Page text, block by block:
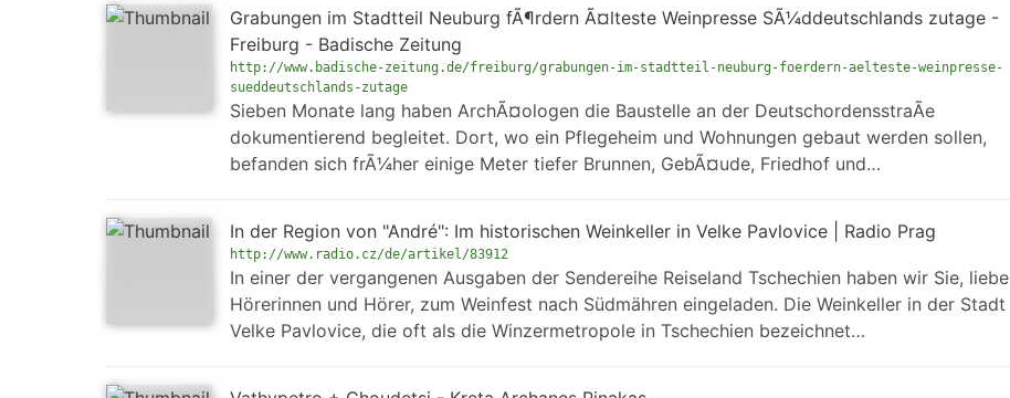
Grabungen im Stadtteil Neuburg fÃ¶rdern Ã¤lteste Weinpresse SÃ¼ddeutschlands zutage -
Freiburg - Badische Zeitung
http://www.badische-zeitung.de/freiburg/grabungen-im-stadtteil-neuburg-foerdern-aelteste-weinpresse-
sueddeutschlands-zutage
Sieben Monate lang haben ArchÃ¤ologen die Baustelle an der DeutschordensstraÃe
dokumentierend begleitet. Dort, wo ein Pflegeheim und Wohnungen gebaut werden sollen,
befanden sich frÃ¼her einige Meter tiefer Brunnen, GebÃ¤ude, Friedhof und…
In der Region von "André": Im historischen Weinkeller in Velke Pavlovice | Radio Prag
http://www.radio.cz/de/artikel/83912
In einer der vergangenen Ausgaben der Sendereihe Reiseland Tschechien haben wir Sie, liebe
Hörerinnen und Hörer, zum Weinfest nach Südmähren eingeladen. Die Weinkeller in der Stadt
Velke Pavlovice, die oft als die Winzermetropole in Tschechien bezeichnet…